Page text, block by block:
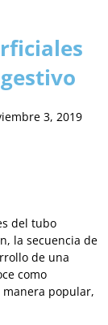
3, 2019
del tubo
la secuencia de
de una
como
manera popular,